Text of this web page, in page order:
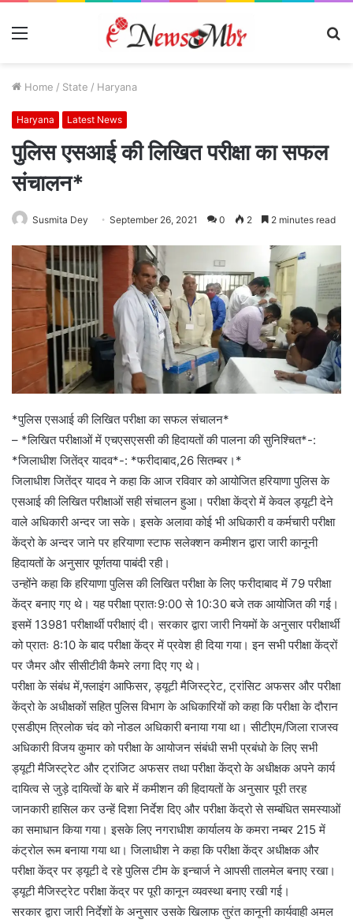
Menu
Home / State / Haryana
Haryana Latest News
पुलिस एसआई की लिखित परीक्षा का सफल
संचालन*
Susmita Dey September 26, 2021 0 2 2 minutes read
*पुलिस एसआई की लिखित परीक्षा का सफल संचालन*
– *लिखित परीक्षाओं में एचएसएससी की हिदायतों की पालना की सुनिश्चित*-:
*जिलाधीश जितेंद्र यादव*-: *फरीदाबाद,26 सितम्बर।*
जिलाधीश जितेंद्र यादव ने कहा कि आज रविवार को आयोजित हरियाणा पुलिस के
एसआई की लिखित परीक्षाओं सही संचालन हुआ। परीक्षा केंद्रो में केवल ड्यूटी देने
वाले अधिकारी अन्दर जा सके। इसके अलावा कोई भी अधिकारी व कर्मचारी परीक्षा
केंद्रो के अन्दर जाने पर हरियाणा स्टाफ सलेक्शन कमीशन द्वारा जारी कानूनी
हिदायतों के अनुसार पूर्णतया पाबंदी रही।
उन्होंने कहा कि हरियाणा पुलिस की लिखित परीक्षा के लिए फरीदाबाद में 79 परीक्षा
केंद्र बनाए गए थे। यह परीक्षा प्रातः9:00 से 10:30 बजे तक आयोजित की गई।
इसमें 13981 परीक्षार्थी परीक्षाएं दी। सरकार द्वारा जारी नियमों के अनुसार परीक्षार्थी
को प्रातः 8:10 के बाद परीक्षा केंद्र में प्रवेश ही दिया गया। इन सभी परीक्षा केंद्रों
पर जैमर और सीसीटीवी कैमरे लगा दिए गए थे।
परीक्षा के संबंध में,फ्लाइंग आफिसर, ड्यूटी मैजिस्ट्रेट, ट्रांसिट अफसर और परीक्षा
केंद्रो के अधीक्षकों सहित पुलिस विभाग के अधिकारियों को कहा कि परीक्षा के दौरान
एसडीएम त्रिलोक चंद को नोडल अधिकारी बनाया गया था। सीटीएम/जिला राजस्व
अधिकारी विजय कुमार को परीक्षा के आयोजन संबंधी सभी प्रबंधो के लिए सभी
ड्यूटी मैजिस्ट्रेट और ट्रांजिट अफसर तथा परीक्षा केंद्रो के अधीक्षक अपने कार्य
दायित्व से जुड़े दायित्वों के बारे में कमीशन की हिदायतों के अनुसार पूरी तरह
जानकारी हासिल कर उन्हें दिशा निर्देश दिए और परीक्षा केंद्रो से सम्बंधित समस्याओं
का समाधान किया गया। इसके लिए नगराधीश कार्यालय के कमरा नम्बर 215 में
कंट्रोल रूम बनाया गया था। जिलाधीश ने कहा कि परीक्षा केंद्र अधीक्षक और
परीक्षा केंद्र पर ड्यूटी दे रहे पुलिस टीम के इन्चार्ज ने आपसी तालमेल बनाए रखा।
ड्यूटी मैजिस्ट्रेट परीक्षा केंद्र पर पूरी कानून व्यवस्था बनाए रखी गई।
सरकार द्वारा जारी निर्देशों के अनुसार उसके खिलाफ तुरंत कानूनी कार्यवाही अमल